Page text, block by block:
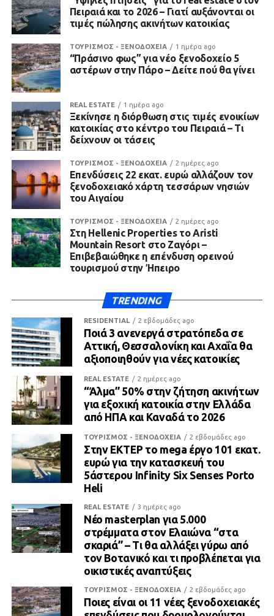
Πειραιά και το 2026 – Γιατί αυξάνονται οι
τιμές πώλησης ακινήτων κατοικίας
ΤΟΥΡΙΣΜΟΣ - ΞΕΝΟΔΟΧΕΙΑ 1 ημέρα ago
“Πράσινο φως” για νέο ξενοδοχείο 5
αστέρων στην Πάρο – Δείτε πού θα γίνει
REAL ESTATE 1 ημέρα ago
Ξεκίνησε η διόρθωση στις τιμές ενοικίων
κατοικίας στο κέντρο του Πειραιά – Τι
δείχνουν οι τάσεις
ΤΟΥΡΙΣΜΟΣ - ΞΕΝΟΔΟΧΕΙΑ 2 ημέρες ago
Επενδύσεις 22 εκατ. ευρώ αλλάζουν τον
ξενοδοχειακό χάρτη τεσσάρων νησιών
του Αιγαίου
ΤΟΥΡΙΣΜΟΣ - ΞΕΝΟΔΟΧΕΙΑ 2 ημέρες ago
Στη Hellenic Properties το Aristi
Mountain Resort στο Ζαγόρι –
Επιβεβαιώθηκε η επένδυση ορεινού
τουρισμού στην Ήπειρο
TRENDING
RESIDENTIAL 2 εβδομάδες ago
Ποιά 3 ανενεργά στρατόπεδα σε
Αττική, Θεσσαλονίκη και Αχαΐα θα
αξιοποιηθούν για νέες κατοικίες
REAL ESTATE 2 ημέρες ago
“Άλμα” 50% στην ζήτηση ακινήτων
για εξοχική κατοικία στην Ελλάδα
από ΗΠΑ και Καναδά το 2026
ΤΟΥΡΙΣΜΟΣ - ΞΕΝΟΔΟΧΕΙΑ 2 εβδομάδες ago
Στην ΕΚΤΕΡ το mega έργο 101 εκατ.
ευρώ για την κατασκευή του
5άστερου Infinity Six Senses Porto
Heli
REAL ESTATE 3 ημέρες ago
Νέο masterplan για 5.000
στρέμματα στον Ελαιώνα “στα
σκαριά” – Τι θα αλλάξει γύρω από
τον Βοτανικό και τι προβλέπεται για
οικιστικές αναπτύξεις
ΤΟΥΡΙΣΜΟΣ - ΞΕΝΟΔΟΧΕΙΑ 2 εβδομάδες ago
Ποιες είναι οι 11 νέες ξενοδοχειακές